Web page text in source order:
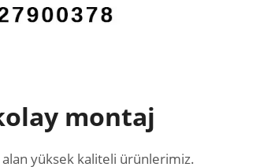
montaj
yüksek kaliteli ürünlerimiz.